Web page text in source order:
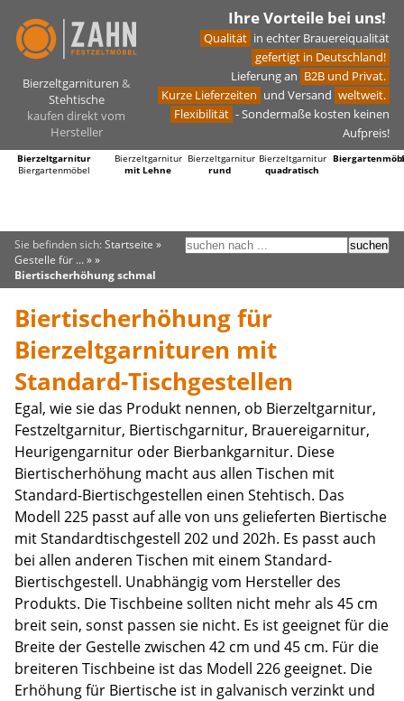
Bierzeltgarnituren &
Stehtische
kaufen direkt vom
Hersteller
Ihre Vorteile bei uns!
Qualität in echter Brauereiqualität
gefertigt in Deutschland!
Lieferung an B2B und Privat.
Kurze Lieferzeiten und Versand weltweit.
Flexibilität - Sondermaße kosten keinen
Aufpreis!
Bierzeltgarnitur
Biergartenmöbel
Bierzeltgarnitur
mit Lehne
Bierzeltgarnitur
rund
Bierzeltgarnitur
quadratisch
Sie befinden sich: Startseite »
Gestelle für ...» »
Biertischerhöhung schmal
Biertischerhöhung für
Bierzeltgarnituren mit
Standard-Tischgestellen
Egal, wie sie das Produkt nennen, ob Bierzeltgarnitur,
Festzeltgarnitur, Biertischgarnitur, Brauereigarnitur,
Heurigengarnitur oder Bierbankgarnitur. Diese
Biertischerhöhung macht aus allen Tischen mit
Standard-Biertischgestellen einen Stehtisch. Das
Modell 225 passt auf alle von uns gelieferten Biertische
mit Standardtischgestell 202 und 202h. Es passt auch
bei allen anderen Tischen mit einem Standard-
Biertischgestell. Unabhängig vom Hersteller des
Produkts. Die Tischbeine sollten nicht mehr als 45 cm
breit sein, sonst passen sie nicht. Es ist geeignet für die
Breite der Gestelle zwischen 42 cm und 45 cm. Für die
breiteren Tischbeine ist das Modell 226 geeignet. Die
Erhöhung für Biertische ist in galvanisch verzinkt und